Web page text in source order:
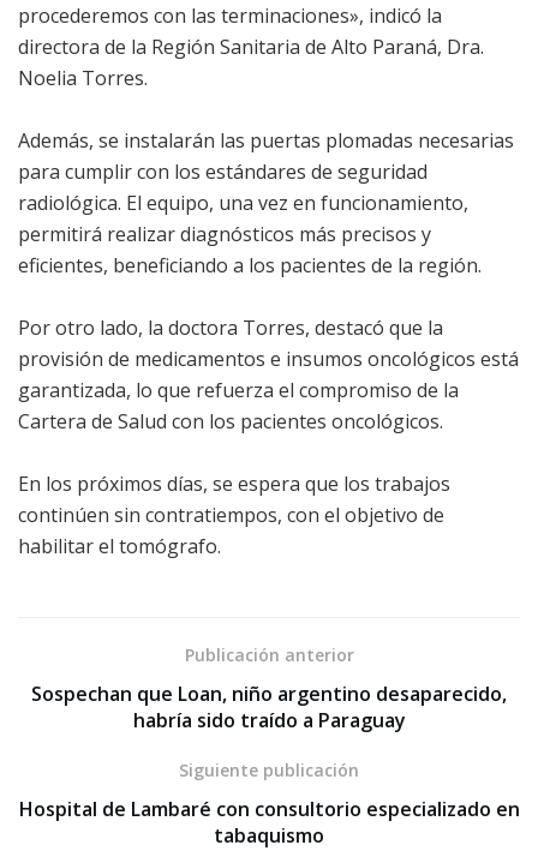
procederemos con las terminaciones», indicó la
directora de la Región Sanitaria de Alto Paraná, Dra.
Noelia Torres.
Además, se instalarán las puertas plomadas necesarias
para cumplir con los estándares de seguridad
radiológica. El equipo, una vez en funcionamiento,
permitirá realizar diagnósticos más precisos y
eficientes, beneficiando a los pacientes de la región.
Por otro lado, la doctora Torres, destacó que la
provisión de medicamentos e insumos oncológicos está
garantizada, lo que refuerza el compromiso de la
Cartera de Salud con los pacientes oncológicos.
En los próximos días, se espera que los trabajos
continúen sin contratiempos, con el objetivo de
habilitar el tomógrafo.
Publicación anterior
Sospechan que Loan, niño argentino desaparecido,
habría sido traído a Paraguay
Siguiente publicación
Hospital de Lambaré con consultorio especializado en
tabaquismo